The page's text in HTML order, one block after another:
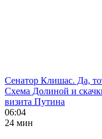
Сенатор Клишас. Да,
Схема Долиной и
визита Путина
06:04
24 мин